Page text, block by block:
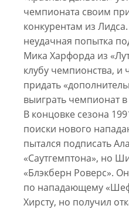
чемпионата своим
конкурентам из
неудачная попытка
Мика Харфорда из
клубу чемпионства, и
придать
выиграть чемпионат
В концовке сезона
поиски нового
пытался подписать
«Саутгемптона», но
«Блэкберн Роверс».
по нападающему
Хирсту, но получил